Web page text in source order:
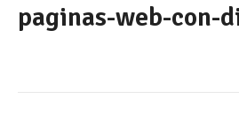
paginas-web-con-